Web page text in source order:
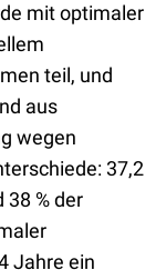
mit optimaler
teil, und
aus
wegen
37,2
38 % der
Jahre ein